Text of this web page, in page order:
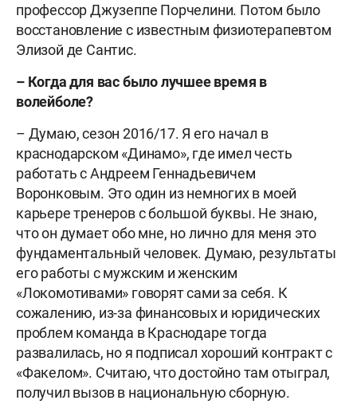
профессор Джузеппе Порчелини. Потом было
восстановление с известным физиотерапевтом
Элизой де Сантис.
– Когда для вас было лучшее время в
волейболе?
– Думаю, сезон 2016/17. Я его начал в
краснодарском «Динамо», где имел честь
работать с Андреем Геннадьевичем
Воронковым. Это один из немногих в моей
карьере тренеров с большой буквы. Не знаю,
что он думает обо мне, но лично для меня это
фундаментальный человек. Думаю, результаты
его работы с мужским и женским
«Локомотивами» говорят сами за себя. К
сожалению, из-за финансовых и юридических
проблем команда в Краснодаре тогда
развалилась, но я подписал хороший контракт с
«Факелом». Считаю, что достойно там отыграл,
получил вызов в национальную сборную.